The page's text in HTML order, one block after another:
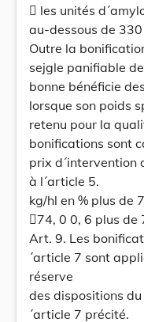
 les unités
au-dessous de
Outre la
sejgle panifiable
bonne bénéficie
lorsque son poids
retenu pour la
bonifications sont
prix d´intervention
à l´article 5.
kg/hl en % plus de
74, 0 0, 6 plus de
Art. 9. Les
´article 7 sont
réserve
des dispositions
´article 7 précité.